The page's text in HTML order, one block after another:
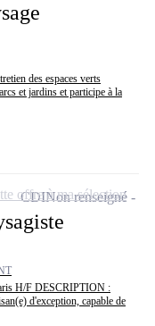
des espaces verts
et jardins et participe à la
H/F DESCRIPTION :
d'exception, capable de
CDINon renseigné
offre à ma sélection